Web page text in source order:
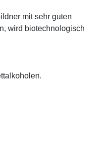
mit sehr guten
wird biotechnologisch